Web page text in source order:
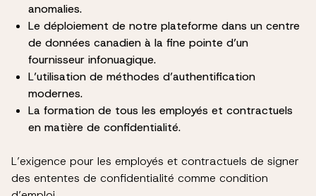
anomalies.
Le déploiement de notre plateforme dans un centre
de données canadien à la fine pointe d’un
fournisseur infonuagique.
L’utilisation de méthodes d’authentification
modernes.
La formation de tous les employés et contractuels
en matière de confidentialité.
L’exigence pour les employés et contractuels de signer
des ententes de confidentialité comme condition